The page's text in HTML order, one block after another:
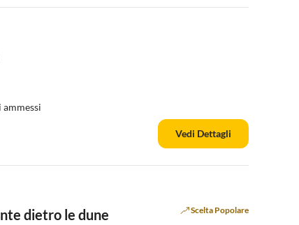
Vedi Dettagli
dietro le dune Scelta Popolare